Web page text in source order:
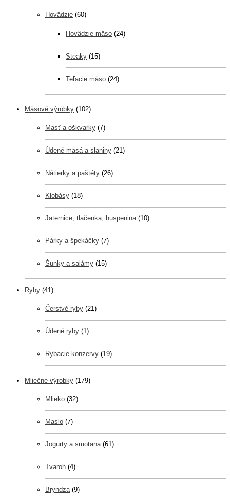
Hovädzie (60)
Hovädzie mäso (24)
Steaky (15)
Teľacie mäso (24)
Mäsové výrobky (102)
Masť a oškvarky (7)
Údené mäsá a slaniny (21)
Nátierky a paštéty (26)
Klobásy (18)
Jaternice, tlačenka, huspenina (10)
Párky a špekáčky (7)
Šunky a salámy (15)
Ryby (41)
Čerstvé ryby (21)
Údené ryby (1)
Rybacie konzervy (19)
Mliečne výrobky (179)
Mlieko (32)
Maslo (7)
Jogurty a smotana (61)
Tvaroh (4)
Bryndza (9)